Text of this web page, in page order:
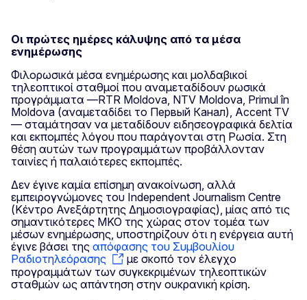
Οι πρώτες ημέρες κάλυψης από τα μέσα
ενημέρωσης
Φιλορωσικά μέσα ενημέρωσης και μολδαβικοί
τηλεοπτικοί σταθμοί που αναμεταδίδουν ρωσικά
προγράμματα —RTR Moldova, NTV Moldova, Primul în
Moldova (αναμεταδίδει το Первый Канал), Accent TV
— σταμάτησαν να μεταδίδουν ειδησεογραφικά δελτία
και εκπομπές λόγου που παράγονται στη Ρωσία. Στη
θέση αυτών των προγραμμάτων προβάλλονταν
ταινίες ή παλαιότερες εκπομπές.
Δεν έγινε καμία επίσημη ανακοίνωση, αλλά
εμπειρογνώμονες του Independent Journalism Centre
(Κέντρο Ανεξάρτητης Δημοσιογραφίας), μίας από τις
σημαντικότερες ΜΚΟ της χώρας στον τομέα των
μέσων ενημέρωσης, υποστηρίζουν ότι η ενέργεια αυτή
έγινε βάσει της απόφασης του Συμβουλίου
Ραδιοτηλεόρασης
με σκοπό τον έλεγχο
προγραμμάτων των συγκεκριμένων τηλεοπτικών
σταθμών ως απάντηση στην ουκρανική κρίση.